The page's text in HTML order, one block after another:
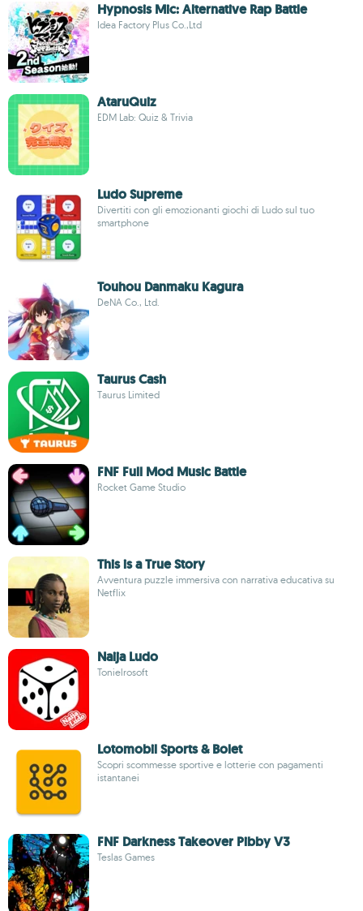
Hypnosis Mic: Alternative Rap Battle
Idea Factory Plus Co.,Ltd
AtaruQuiz
EDM Lab: Quiz & Trivia
Ludo Supreme
Divertiti con gli emozionanti giochi di Ludo sul tuo
smartphone
Touhou Danmaku Kagura
DeNA Co., Ltd.
Taurus Cash
Taurus Limited
FNF Full Mod Music Battle
Rocket Game Studio
This is a True Story
Avventura puzzle immersiva con narrativa educativa su
Netflix
Naija Ludo
Tonielrosoft
Lotomobil Sports & Bolet
Scopri scommesse sportive e lotterie con pagamenti
istantanei
FNF Darkness Takeover Pibby V3
Teslas Games